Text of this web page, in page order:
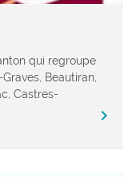
qui regroupe
Beautiran,
Castres-
chevron_right